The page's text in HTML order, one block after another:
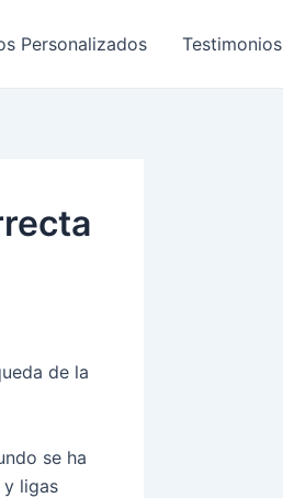
Personalizados Testimonios
de la
se ha
y ligas